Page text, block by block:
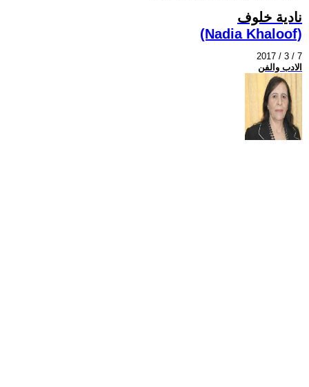
نادية خلوف
(Nadia Khaloof)
2017 / 3 / 7
الادب والفن